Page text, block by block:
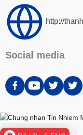
http://
Social media